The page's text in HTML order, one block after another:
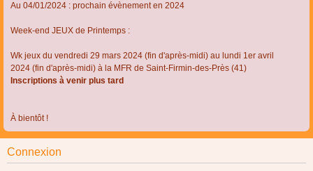
Au 04/01/2024 : prochain évènement en 2024
Week-end JEUX de Printemps :
Wk jeux du vendredi 29 mars 2024 (fin d'après-midi) au lundi 1er avril
2024 (fin d'après-midi) à la MFR de Saint-Firmin-des-Près (41)
Inscriptions à venir plus tard
À bientôt !
Connexion